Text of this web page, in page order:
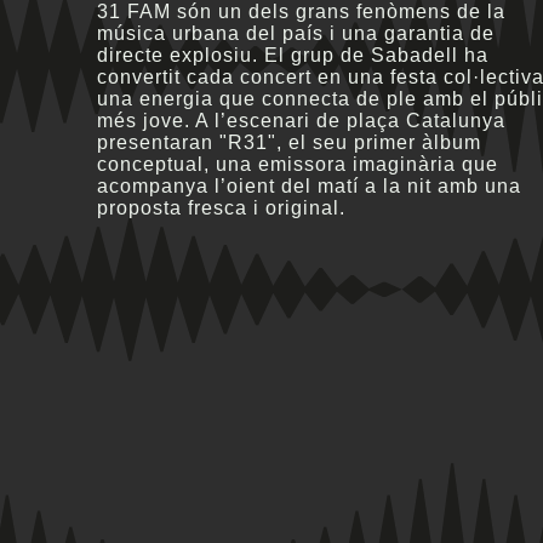
31 FAM són un dels grans fenòmens de la
música urbana del país i una garantia de
directe explosiu. El grup de Sabadell ha
convertit cada concert en una festa
una energia que connecta de ple amb el
més jove. A l’escenari de plaça Catalunya
presentaran "R31", el seu primer àlbum
conceptual, una emissora imaginària que
acompanya l’oient del matí a la nit amb una
proposta fresca i original.